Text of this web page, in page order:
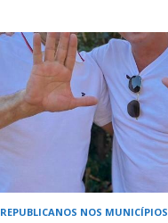
REPUBLICANOS NOS MUNICÍPIOS